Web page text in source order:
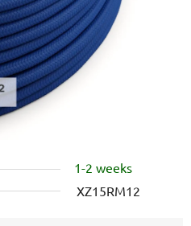
1-2 weeks
XZ15RM12